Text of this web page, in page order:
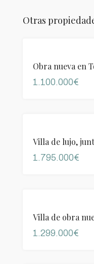
Otras
Obra nueva en
1.100.000€
Villa de lujo,
1.795.000€
Villa de obra
1.299.000€